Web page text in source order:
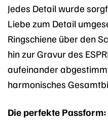
Jedes Detail wurde
Liebe zum Detail
Ringschiene über den
hin zur Gravur des
aufeinander
harmonisches
Die perfekte